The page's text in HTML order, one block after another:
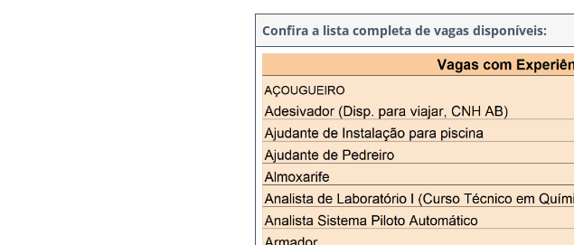
Confira a lista completa de vagas disponíveis: